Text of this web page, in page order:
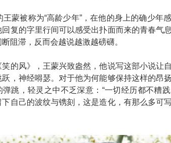
被称为“高龄少年”，在他的身上的确少年
复的字里行间可以感受出扑面而来的青春气
阻滞，反而会越说越激越磅礴。
风》，王蒙兴致盎然，他说写这部小说让
，神经嘚瑟。对于他为何能够保持这样的昂
弹跳，轻灵之中不乏深意：“一切经历都不糟
自己的波纹与镌刻，这是造化，有那么多可